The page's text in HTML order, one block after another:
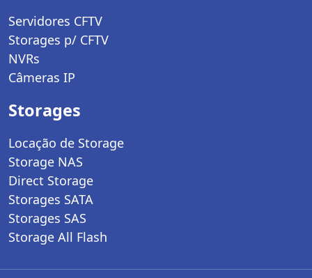
Servidores CFTV
Storages p/ CFTV
NVRs
Câmeras IP
Storages
Locação de Storage
Storage NAS
Direct Storage
Storages SATA
Storages SAS
Storage All Flash